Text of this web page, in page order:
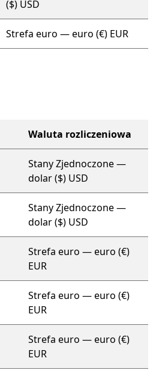
($) USD
Strefa euro — euro (€) EUR
Waluta rozliczeniowa
Stany Zjednoczone —
dolar ($) USD
Stany Zjednoczone —
dolar ($) USD
Strefa euro — euro (€)
EUR
Strefa euro — euro (€)
EUR
Strefa euro — euro (€)
EUR